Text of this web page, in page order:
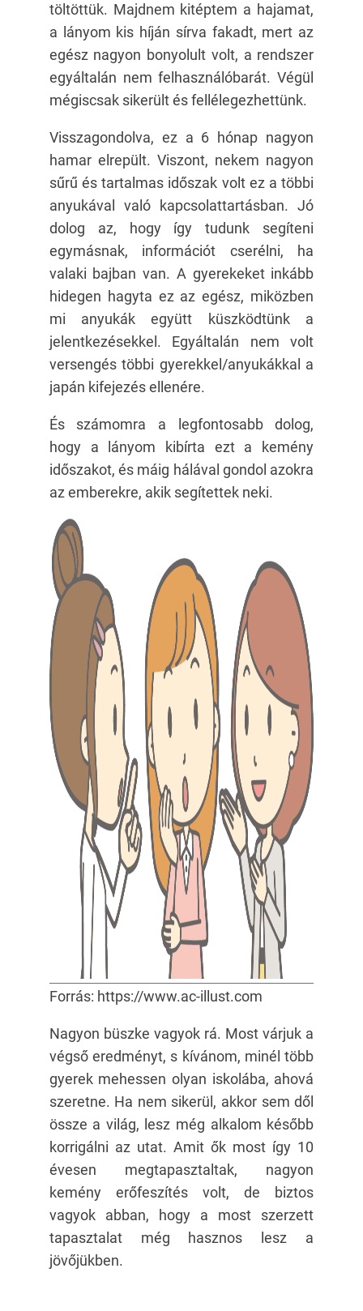
töltöttük. Majdnem kitéptem a hajamat,
a lányom kis híján sírva fakadt, mert az
egész nagyon bonyolult volt, a rendszer
egyáltalán nem felhasználóbarát. Végül
mégiscsak sikerült és fellélegezhettünk.
Visszagondolva, ez a 6 hónap nagyon
hamar elrepült. Viszont, nekem nagyon
sűrű és tartalmas időszak volt ez a többi
anyukával való kapcsolattartásban. Jó
dolog az, hogy így tudunk segíteni
egymásnak, információt cserélni, ha
valaki bajban van. A gyerekeket inkább
hidegen hagyta ez az egész, miközben
mi anyukák együtt küszködtünk a
jelentkezésekkel. Egyáltalán nem volt
versengés többi gyerekkel/anyukákkal a
japán kifejezés ellenére.
És számomra a legfontosabb dolog,
hogy a lányom kibírta ezt a kemény
időszakot, és máig hálával gondol azokra
az emberekre, akik segítettek neki.
Forrás: https://www.ac-illust.com
Nagyon büszke vagyok rá. Most várjuk a
végső eredményt, s kívánom, minél több
gyerek mehessen olyan iskolába, ahová
szeretne. Ha nem sikerül, akkor sem dől
össze a világ, lesz még alkalom később
korrigálni az utat. Amit ők most így 10
évesen megtapasztaltak, nagyon
kemény erőfeszítés volt, de biztos
vagyok abban, hogy a most szerzett
tapasztalat még hasznos lesz a
jövőjükben.